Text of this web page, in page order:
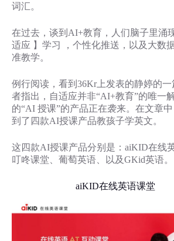
词汇。
在过去，谈到AI+教育，人们脑子里涌
适应 】学习 ，个性化推送，以及大数
准教学。
例行阅读，看到36Kr上发表的静婷的
者指出，自适应并非“AI+教育”的唯一
的“AI 授课”的产品正在袭来。在文章
到了四款AI授课产品教孩子学英文。
这四款AI授课产品分别是：aiKID在线
叮咚课堂、葡萄英语、以及GKid英语。
aiKID在线英语课堂